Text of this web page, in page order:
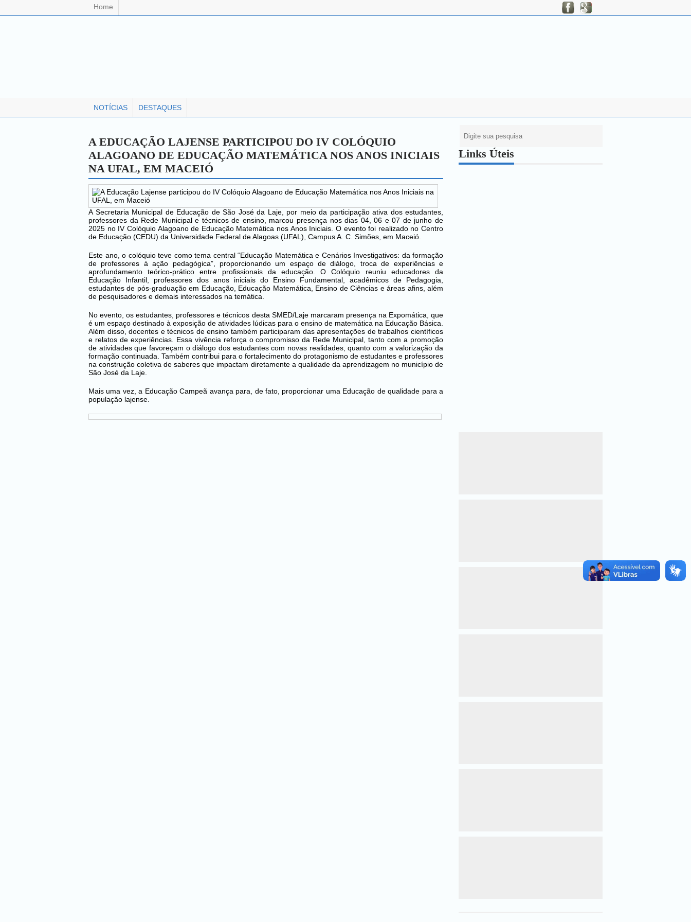
Home
NOTÍCIAS DESTAQUES
A EDUCAÇÃO LAJENSE PARTICIPOU DO IV COLÓQUIO
ALAGOANO DE EDUCAÇÃO MATEMÁTICA NOS ANOS INICIAIS
NA UFAL, EM MACEIÓ
A Secretaria Municipal de Educação de São José da Laje, por meio da participação ativa dos estudantes,
professores da Rede Municipal e técnicos de ensino, marcou presença nos dias 04, 06 e 07 de junho de
2025 no IV Colóquio Alagoano de Educação Matemática nos Anos Iniciais. O evento foi realizado no Centro
de Educação (CEDU) da Universidade Federal de Alagoas (UFAL), Campus A. C. Simões, em Maceió.
Este ano, o colóquio teve como tema central “Educação Matemática e Cenários Investigativos: da formação
de professores à ação pedagógica”, proporcionando um espaço de diálogo, troca de experiências e
aprofundamento teórico-prático entre profissionais da educação. O Colóquio reuniu educadores da
Educação Infantil, professores dos anos iniciais do Ensino Fundamental, acadêmicos de Pedagogia,
estudantes de pós-graduação em Educação, Educação Matemática, Ensino de Ciências e áreas afins, além
de pesquisadores e demais interessados na temática.
No evento, os estudantes, professores e técnicos desta SMED/Laje marcaram presença na Expomática, que
é um espaço destinado à exposição de atividades lúdicas para o ensino de matemática na Educação Básica.
Além disso, docentes e técnicos de ensino também participaram das apresentações de trabalhos científicos
e relatos de experiências. Essa vivência reforça o compromisso da Rede Municipal, tanto com a promoção
de atividades que favoreçam o diálogo dos estudantes com novas realidades, quanto com a valorização da
formação continuada. Também contribui para o fortalecimento do protagonismo de estudantes e professores
na construção coletiva de saberes que impactam diretamente a qualidade da aprendizagem no município de
São José da Laje.
Mais uma vez, a Educação Campeã avança para, de fato, proporcionar uma Educação de qualidade para a
população lajense.
Links Úteis